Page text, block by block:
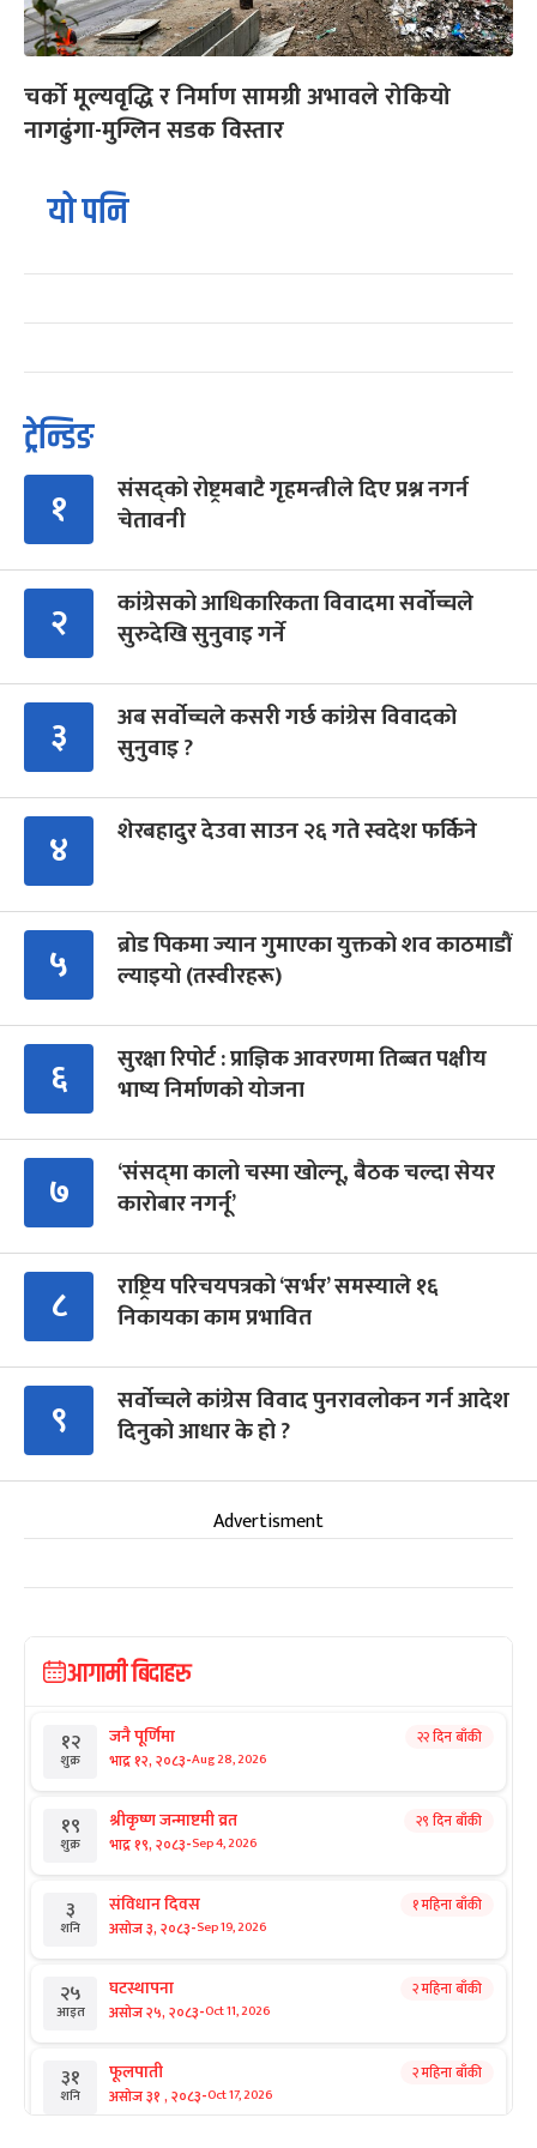
चर्को मूल्यवृद्धि र निर्माण सामग्री अभावले रोकियो
नागढुंगा-मुग्लिन सडक विस्तार
यो पनि
ट्रेन्डिङ
१
संसद्को रोष्ट्रमबाटै गृहमन्त्रीले दिए प्रश्न नगर्न
चेतावनी
२
कांग्रेसको आधिकारिकता विवादमा सर्वोच्चले
सुरुदेखि सुनुवाइ गर्ने
३
अब सर्वोच्चले कसरी गर्छ कांग्रेस विवादको
सुनुवाइ ?
४ शेरबहादुर देउवा साउन २६ गते स्वदेश फर्किने
५
ब्रोड पिकमा ज्यान गुमाएका युक्तको शव काठमाडौं
ल्याइयो (तस्वीरहरू)
६
सुरक्षा रिपोर्ट : प्राज्ञिक आवरणमा तिब्बत पक्षीय
भाष्य निर्माणको योजना
७
‘संसद्‍मा कालो चस्मा खोल्नू, बैठक चल्दा सेयर
कारोबार नगर्नू’
८
राष्ट्रिय परिचयपत्रको ‘सर्भर’ समस्याले १६
निकायका काम प्रभावित
९
सर्वोच्चले कांग्रेस विवाद पुनरावलोकन गर्न आदेश
दिनुको आधार के हो ?
Advertisment
आगामी बिदाहरु
१२
शुक्र
जनै पूर्णिमा
भाद्र १२, २०८३-Aug 28, 2026
२२ दिन बाँकी
१९
शुक्र
श्रीकृष्ण जन्माष्टमी व्रत
भाद्र १९, २०८३-Sep 4, 2026
२९ दिन बाँकी
३
शनि
संविधान दिवस
असोज ३, २०८३-Sep 19, 2026
१ महिना बाँकी
२५
आइत
घटस्थापना
असोज २५, २०८३-Oct 11, 2026
२ महिना बाँकी
३१
शनि
फूलपाती
असोज ३१ , २०८३-Oct 17, 2026
२ महिना बाँकी